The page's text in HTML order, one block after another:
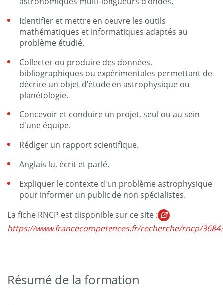
Identifier et mettre en oeuvre les outils
mathématiques et informatiques adaptés au
problème étudié.
Collecter ou produire des données,
bibliographiques ou expérimentales permettant de
décrire un objet d'étude en astrophysique ou
planétologie.
Concevoir et conduire un projet, seul ou au sein
d'une équipe.
Rédiger un rapport scientifique.
Anglais lu, écrit et parlé.
Expliquer le contexte d'un problème astrophysique
pour informer un public de non spécialistes.
La fiche RNCP est disponible sur ce site :
https://www.francecompetences.fr/recherche/rncp/
Résumé de la formation